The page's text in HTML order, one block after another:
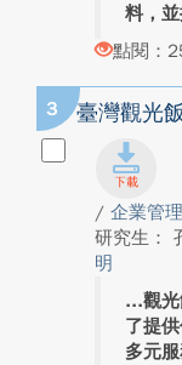
料，
點閱：
3 臺灣觀光
/ 企業管
研究生：
明
觀
了提
多元